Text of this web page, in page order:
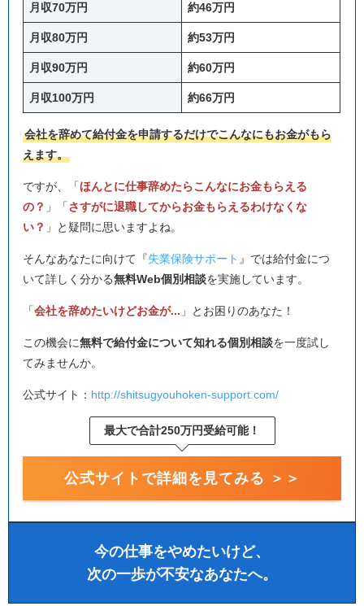
月収70万円 約46万円
月収80万円 約53万円
月収90万円 約60万円
月収100万円 約66万円
会社を辞めて給付金を申請するだけでこんなにもお金がもら
えます。
ですが、「ほんとに仕事辞めたらこんなにお金もらえる
の？ 」「さすがに退職してからお金もらえるわけなくな
い？ 」と疑問に思いますよね。
そんなあなたに向けて『失業保険サポート 』では給付金につ
いて詳しく分かる無料Web個別相談を実施しています。
「会社を辞めたいけどお金が... 」とお困りのあなた！
この機会に無料で給付金について知れる個別相談を一度試し
てみませんか。
公式サイト： http://shitsugyouhoken-support.com/
最大で合計250万円受給可能！
公式サイトで詳細を見てみる ＞＞
今の仕事をやめたいけど、
次の一歩が不安なあなたへ。